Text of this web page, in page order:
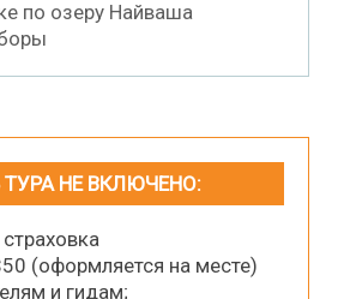
по озеру Найваша
НЕ ВКЛЮЧЕНО:
(оформляется на месте)
и гидам;